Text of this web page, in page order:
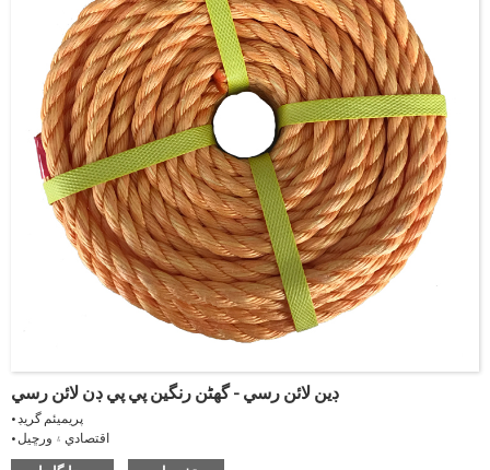
ڊين لائن رسي - گھڻن رنگين پي پي ڊن لائن رسي
• پريميئم گريڊ
• اقتصادي ۽ ورڇيل
مخصوص ڪشش ثقل: 0.91